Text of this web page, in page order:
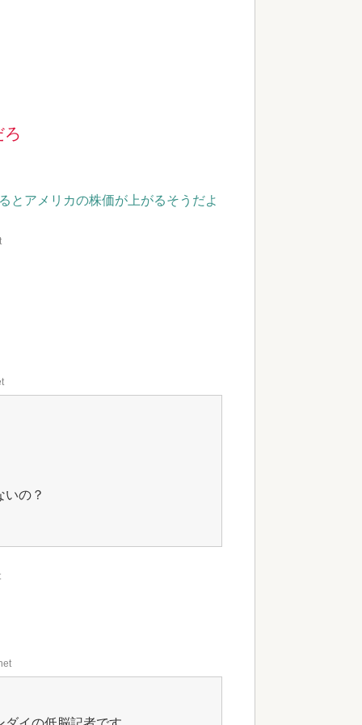
ろ
とアメリカの株価が上がるそうだよ
の？